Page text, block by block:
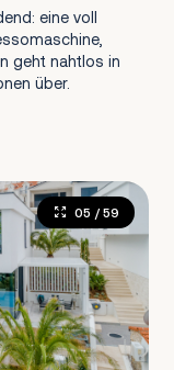
eine voll
geht nahtlos in
über.
05 / 59